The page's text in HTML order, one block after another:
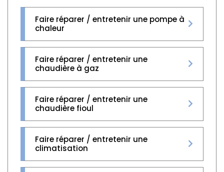
Faire réparer / entretenir une pompe à
chaleur
Faire réparer / entretenir une
chaudière à gaz
Faire réparer / entretenir une
chaudière fioul
Faire réparer / entretenir une
climatisation